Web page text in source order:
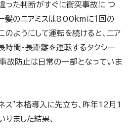
った判断がすぐに衝突事故に つ
髪のニアミスは800kmに１回の
のようにして運転を続けると、ニア
時間・長距離を運転するタクシー
故防止は日常の一部となっていま
ス”本格導入に先立ち、昨年12月1
りました結果、